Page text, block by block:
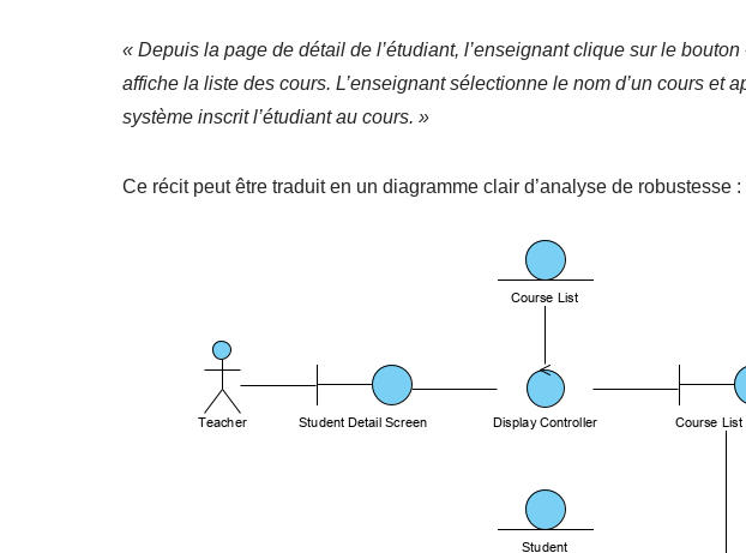
« Depuis la page de détail de l’étudiant, l’enseignant clique sur le
affiche la liste des cours. L’enseignant sélectionne le nom d’un cours et
système inscrit l’étudiant au cours. »
Ce récit peut être traduit en un diagramme clair d’analyse de robustesse :